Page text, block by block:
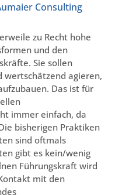
Consulting
zu Recht hohe
und den
Sie sollen
wertschätzend agieren,
Das ist für
immer einfach, da
bisherigen Praktiken
sind oftmals
gibt es kein/wenig
Führungskraft wird
mit den